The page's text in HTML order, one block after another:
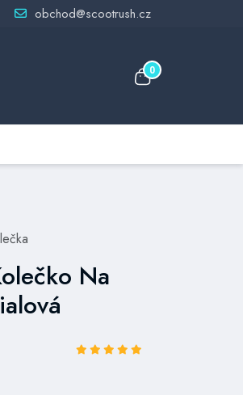
obchod@scootrush.cz
0
Na